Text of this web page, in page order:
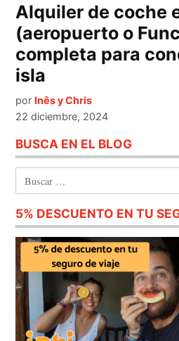
Alquiler de coche
(aeropuerto o
completa para
isla
por Inês y Chris
22 diciembre, 2024
BUSCA EN EL BLOG
5% DESCUENTO EN TU